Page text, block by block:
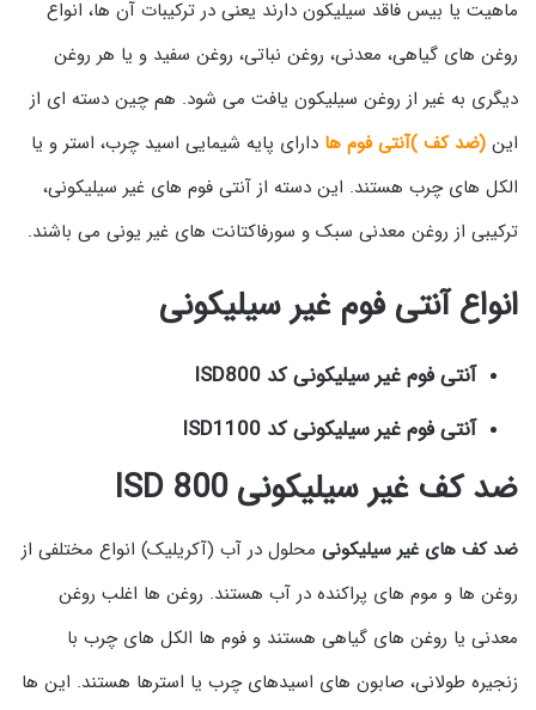
ماهیت یا بیس فاقد سیلیکون دارند یعنی در ترکیبات آن ها، انواع
روغن های گیاهی، معدنی، روغن نباتی، روغن سفید و یا هر روغن
دیگری به غیر از روغن سیلیکون یافت می شود. هم چین دسته ای از
این (ضد کف )آنتی فوم ها دارای پایه شیمایی اسید چرب، استر و یا
الکل های چرب هستند. این دسته از آنتی فوم های غیر سیلیکونی،
ترکیبی از روغن معدنی سبک و سورفاکتانت های غیر یونی می باشند.
انواع آنتی فوم غیر سیلیکونی
آنتی فوم غیر سیلیکونی کد ISD800
آنتی فوم غیر سیلیکونی کد ISD1100
ضد کف غیر سیلیکونی ISD 800
ضد کف های غیر سیلیکونی محلول در آب (آکریلیک) انواع مختلفی از
روغن ها و موم های پراکنده در آب هستند. روغن ها اغلب روغن
معدنی یا روغن های گیاهی هستند و فوم ها الکل های چرب با
زنجیره طولانی، صابون های اسیدهای چرب یا استرها هستند. این ها